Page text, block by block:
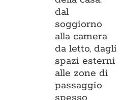
dal
soggiorno
alla camera
da letto, dagli
spazi esterni
alle zone di
passaggio